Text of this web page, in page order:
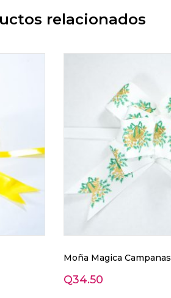
relacionados
Moña Magica Campanas
Q34.50